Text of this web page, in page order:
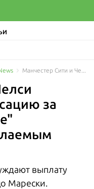
за
выплату
Марески.